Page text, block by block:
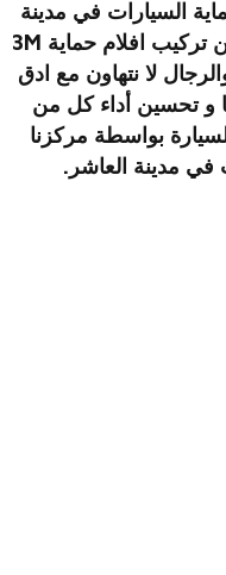
السيارات في مدينة
العاشر نقدم الافضل اليك من اماكن تركيب افلام حماية 3M
لا نتهاون مع ادق
و تحسين أداء كل من
بواسطة مركزنا
في مدينة العاشر .